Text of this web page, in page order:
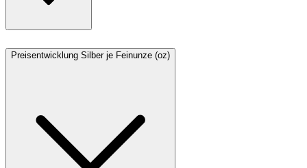
Preisentwicklung Silber je Feinunze (oz)